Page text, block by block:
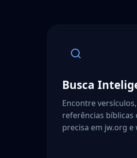
Busca
Encontre
referências
precisa em jw.org e